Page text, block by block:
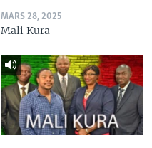
MARS 28, 2025
Mali Kura